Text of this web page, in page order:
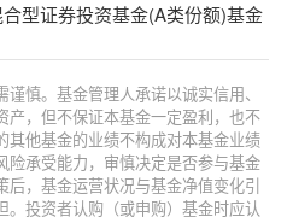
型证券投资基金(A类份额)基金
谨慎。基金管理人承诺以诚实信用、
产，但不保证本基金一定盈利，也不
其他基金的业绩不构成对本基金业绩
险承受能力，审慎决定是否参与基金
，基金运营状况与基金净值变化引
。投资者认购（或申购）基金时应认